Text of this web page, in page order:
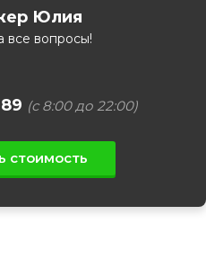
Юлия
все вопросы!
(с 8:00 до 22:00)
стоимость